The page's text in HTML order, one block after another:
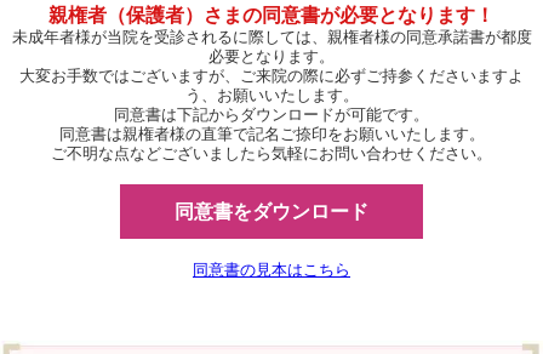
親権者（保護者）さまの同意書が必要となります！
未成年者様が当院を受診されるに際しては、親権者様の同意承諾書が都度
必要となります。
大変お手数ではございますが、ご来院の際に必ずご持参くださいますよ
う、お願いいたします。
同意書は下記からダウンロードが可能です。
同意書は親権者様の直筆で記名ご捺印をお願いいたします。
ご不明な点などございましたら気軽にお問い合わせください。
同意書をダウンロード
同意書の見本はこちら